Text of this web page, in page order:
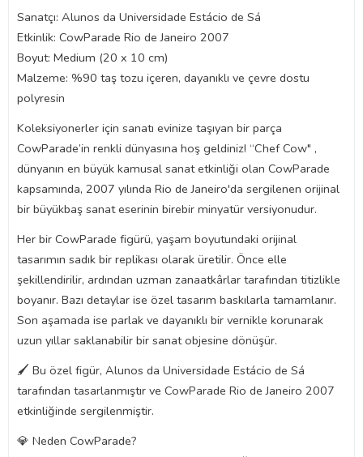
Sanatçı: Alunos da Universidade Estácio de Sá
Etkinlik: CowParade Rio de Janeiro 2007
Boyut: Medium (20 x 10 cm)
Malzeme: %90 taş tozu içeren, dayanıklı ve çevre dostu
polyresin
Koleksiyonerler için sanatı evinize taşıyan bir parça
CowParade’in renkli dünyasına hoş geldiniz! “Chef Cow" ,
dünyanın en büyük kamusal sanat etkinliği olan CowParade
kapsamında, 2007 yılında Rio de Janeiro'da sergilenen orijinal
bir büyükbaş sanat eserinin birebir minyatür versiyonudur.
Her bir CowParade figürü, yaşam boyutundaki orijinal
tasarımın sadık bir replikası olarak üretilir. Önce elle
şekillendirilir, ardından uzman zanaatkârlar tarafından titizlikle
boyanır. Bazı detaylar ise özel tasarım baskılarla tamamlanır.
Son aşamada ise parlak ve dayanıklı bir vernikle korunarak
uzun yıllar saklanabilir bir sanat objesine dönüşür.
🖌️ Bu özel figür, Alunos da Universidade Estácio de Sá
tarafından tasarlanmıştır ve CowParade Rio de Janeiro 2007
etkinliğinde sergilenmiştir.
💎 Neden CowParade?